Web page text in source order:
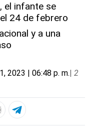
el infante se
24 de febrero
y a una
2023 | 06:48 p. m.| 2